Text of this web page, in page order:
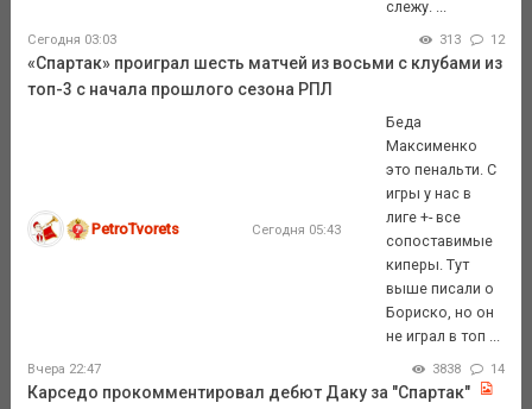
слежу. ...
Сегодня 03:03 313 12
«Спартак» проиграл шесть матчей из восьми с клубами из
топ-3 с начала прошлого сезона РПЛ
PetroTvorets Сегодня 05:43
Беда
Максименко
это пенальти. С
игры у нас в
лиге +- все
сопоставимые
киперы. Тут
выше писали о
Бориско, но он
не играл в топ ...
Вчера 22:47 3838 14
Карседо прокомментировал дебют Даку за "Спартак"